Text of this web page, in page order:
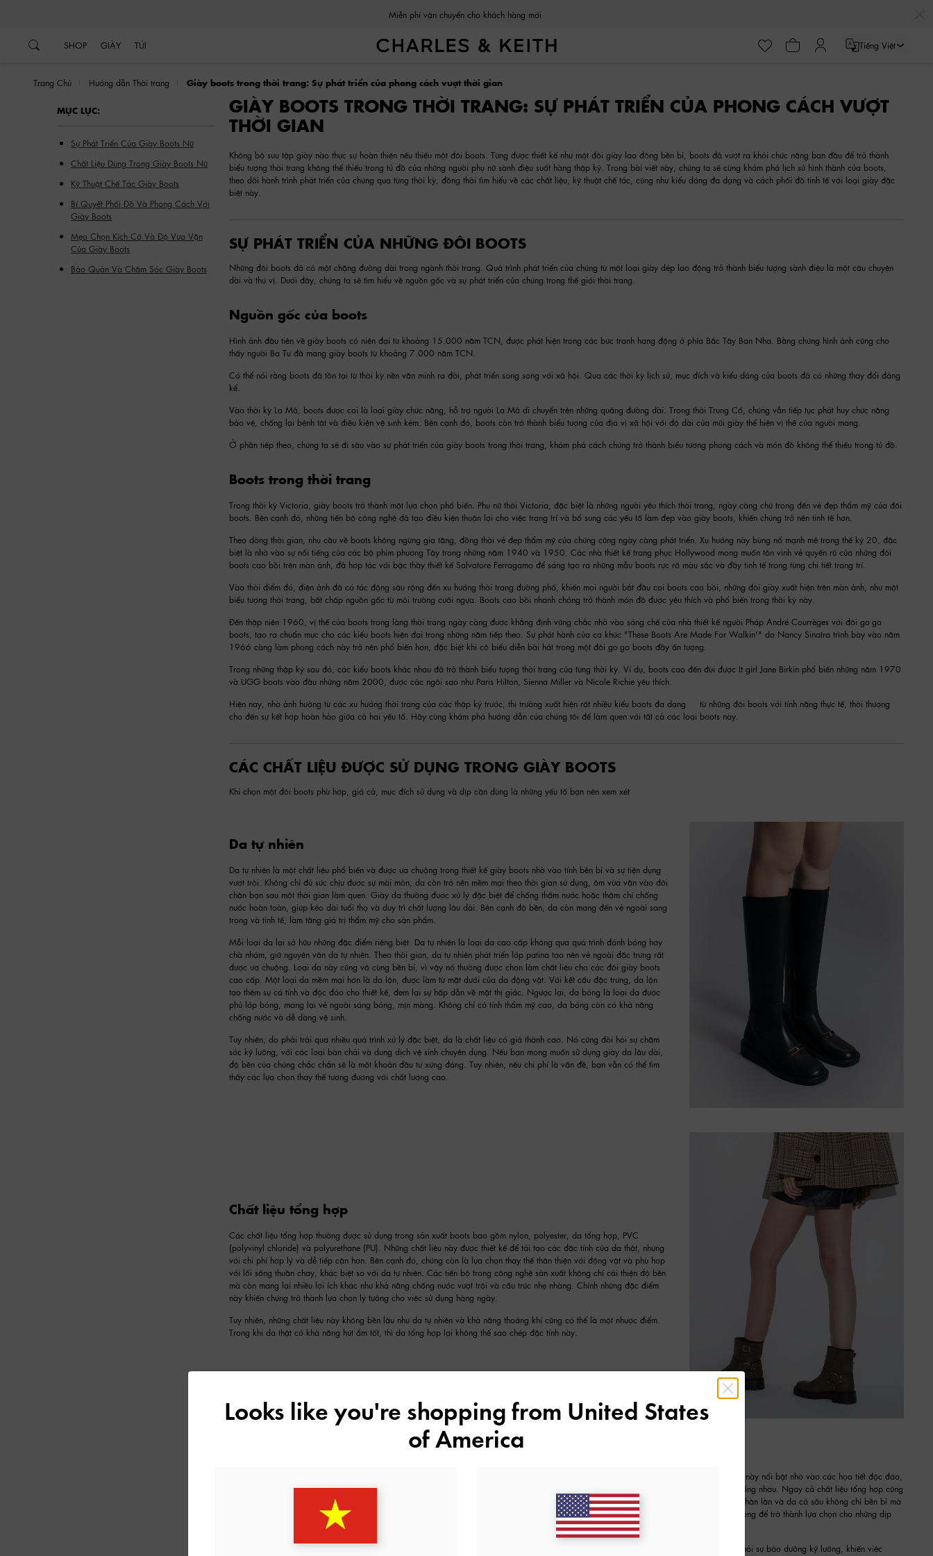
SHOP GIÀY TÚI Tiếng Việt
Trang Chủ Hướng dẫn Thời trang Giày boots trong thời trang: Sự phát triển của phong cách vượt thời gian
MỤC LỤC:
Sự Phát Triển Của Giày Boots Nữ
Chất Liệu Dùng Trong Giày Boots Nữ
Kỹ Thuật Chế Tác Giày Boots
Bí Quyết Phối Đồ Và Phong Cách Với
Giày Boots
Mẹo Chọn Kích Cỡ Và Độ Vừa Vặn
Của Giày Boots
Bảo Quản Và Chăm Sóc Giày Boots
GIÀY BOOTS TRONG THỜI TRANG: SỰ PHÁT TRIỂN CỦA PHONG CÁCH VƯỢT
THỜI GIAN
Không bộ sưu tập giày nào thực sự hoàn thiện nếu thiếu một đôi boots. Từng được thiết kế như một đôi giày lao động bền bỉ, boots đã vượt ra khỏi chức năng ban đầu để trở thành
biểu tượng thời trang không thể thiếu trong tủ đồ của những người phụ nữ sành điệu suốt hàng thập kỷ. Trong bài viết này, chúng ta sẽ cùng khám phá lịch sử hình thành của boots,
theo dõi hành trình phát triển của chúng qua từng thời kỳ, đồng thời tìm hiểu về các chất liệu, kỹ thuật chế tác, cũng như kiểu dáng đa dạng và cách phối đồ tinh tế với loại giày đặc
biệt này.
SỰ PHÁT TRIỂN CỦA NHỮNG ĐÔI BOOTS
Những đôi boots đã có một chặng đường dài trong ngành thời trang. Quá trình phát triển của chúng từ một loại giày dép lao động trở thành biểu tượng sành điệu là một câu chuyện
dài và thú vị. Dưới đây, chúng ta sẽ tìm hiểu về nguồn gốc và sự phát triển của chúng trong thế giới thời trang.
Nguồn gốc của boots
Hình ảnh đầu tiên về giày boots có niên đại từ khoảng 15.000 năm TCN, được phát hiện trong các bức tranh hang động ở phía Bắc Tây Ban Nha. Bằng chứng hình ảnh cũng cho
thấy người Ba Tư đã mang giày boots từ khoảng 7.000 năm TCN.
Có thể nói rằng boots đã tồn tại từ thời kỳ nền văn minh ra đời, phát triển song song với xã hội. Qua các thời kỳ lịch sử, mục đích và kiểu dáng của boots đã có những thay đổi đáng
kể.
Vào thời kỳ La Mã, boots được coi là loại giày chức năng, hỗ trợ người La Mã di chuyển trên những quãng đường dài. Trong thời Trung Cổ, chúng vẫn tiếp tục phát huy chức năng
bảo vệ, chống lại bệnh tật và điều kiện vệ sinh kém. Bên cạnh đó, boots còn trở thành biểu tượng của địa vị xã hội với độ dài của mũi giày thể hiện vị thế của người mang.
Ở phần tiếp theo, chúng ta sẽ đi sâu vào sự phát triển của giày boots trong thời trang, khám phá cách chúng trở thành biểu tượng phong cách và món đồ không thể thiếu trong tủ đồ.
Boots trong thời trang
Trong thời kỳ Victoria, giày boots trở thành một lựa chọn phổ biến. Phụ nữ thời Victoria, đặc biệt là những người yêu thích thời trang, ngày càng chú trọng đến vẻ đẹp thẩm mỹ của đôi
boots. Bên cạnh đó, những tiến bộ công nghệ đã tạo điều kiện thuận lợi cho việc trang trí và bổ sung các yếu tố làm đẹp vào giày boots, khiến chúng trở nên tinh tế hơn.
Theo dòng thời gian, nhu cầu về boots không ngừng gia tăng, đồng thời vẻ đẹp thẩm mỹ của chúng cũng ngày càng phát triển. Xu hướng này bùng nổ mạnh mẽ trong thế kỷ 20, đặc
biệt là nhờ vào sự nổi tiếng của các bộ phim phương Tây trong những năm 1940 và 1950. Các nhà thiết kế trang phục Hollywood mong muốn tôn vinh vẻ quyến rũ của những đôi
boots cao bồi trên màn ảnh, đã hợp tác với bậc thầy thiết kế Salvatore Ferragamo để sáng tạo ra những mẫu boots rực rỡ màu sắc và đầy tinh tế trong từng chi tiết trang trí.
Vào thời điểm đó, điện ảnh đã có tác động sâu rộng đến xu hướng thời trang đường phố, khiến mọi người bắt đầu coi boots cao bồi, những đôi giày xuất hiện trên màn ảnh, như một
biểu tượng thời trang, bất chấp nguồn gốc từ môi trường cưỡi ngựa. Boots cao bồi nhanh chóng trở thành món đồ được yêu thích và phổ biến trong thời kỳ này.
Đến thập niên 1960, vị thế của boots trong làng thời trang ngày càng được khẳng định vững chắc nhờ vào sáng chế của nhà thiết kế người Pháp André Courrèges với đôi go-go
boots, tạo ra chuẩn mực cho các kiểu boots hiện đại trong những năm tiếp theo. Sự phát hành của ca khúc "These Boots Are Made For Walkin'" do Nancy Sinatra trình bày vào năm
1966 càng làm phong cách này trở nên phổ biến hơn, đặc biệt khi cô biểu diễn bài hát trong một đôi go-go boots đầy ấn tượng.
Trong những thập kỷ sau đó, các kiểu boots khác nhau đã trở thành biểu tượng thời trang của từng thời kỳ. Ví dụ, boots cao đến đùi được It girl Jane Birkin phổ biến những năm 1970
và UGG boots vào đầu những năm 2000, được các ngôi sao như Paris Hilton, Sienna Miller và Nicole Richie yêu thích.
Hiện nay, nhờ ảnh hưởng từ các xu hướng thời trang của các thập kỷ trước, thị trường xuất hiện rất nhiều kiểu boots đa dạng — từ những đôi boots với tính năng thực tế, thời thượng
cho đến sự kết hợp hoàn hảo giữa cả hai yếu tố. Hãy cùng khám phá hướng dẫn của chúng tôi để làm quen với tất cả các loại boots này.
CÁC CHẤT LIỆU ĐƯỢC SỬ DỤNG TRONG GIÀY BOOTS
Khi chọn một đôi boots phù hợp, giá cả, mục đích sử dụng và dịp cần dùng là những yếu tố bạn nên xem xét
Da tự nhiên
Da tự nhiên là một chất liệu phổ biến và được ưa chuộng trong thiết kế giày boots nhờ vào tính bền bỉ và sự tiện dụng
vượt trội. Không chỉ đủ sức chịu được sự mài mòn, da còn trở nên mềm mại theo thời gian sử dụng, ôm vừa vặn vào đôi
chân bạn sau một thời gian làm quen. Giày da thường được xử lý đặc biệt để chống thấm nước hoặc thậm chí chống
nước hoàn toàn, giúp kéo dài tuổi thọ và duy trì chất lượng lâu dài. Bên cạnh độ bền, da còn mang đến vẻ ngoài sang
trọng và tinh tế, làm tăng giá trị thẩm mỹ cho sản phẩm.
Mỗi loại da lại sở hữu những đặc điểm riêng biệt. Da tự nhiên là loại da cao cấp không qua quá trình đánh bóng hay
chà nhám, giữ nguyên vân da tự nhiên. Theo thời gian, da tự nhiên phát triển lớp patina tạo nên vẻ ngoài đặc trưng rất
được ưa chuộng. Loại da này cũng vô cùng bền bỉ, vì vậy nó thường được chọn làm chất liệu cho các đôi giày boots
cao cấp. Một loại da mềm mại hơn là da lộn, được làm từ mặt dưới của da động vật. Với kết cấu đặc trưng, da lộn
tạo thêm sự cá tính và độc đáo cho thiết kế, đem lại sự hấp dẫn về mặt thị giác. Ngược lại, da bóng là loại da được
phủ lớp bóng, mang lại vẻ ngoài sáng bóng, mịn màng. Không chỉ có tính thẩm mỹ cao, da bóng còn có khả năng
chống nước và dễ dàng vệ sinh.
Tuy nhiên, do phải trải qua nhiều quá trình xử lý đặc biệt, da là chất liệu có giá thành cao. Nó cũng đòi hỏi sự chăm
sóc kỹ lưỡng, với các loại bàn chải và dung dịch vệ sinh chuyên dụng. Nếu bạn mong muốn sử dụng giày da lâu dài,
độ bền của chúng chắc chắn sẽ là một khoản đầu tư xứng đáng. Tuy nhiên, nếu chi phí là vấn đề, bạn vẫn có thể tìm
thấy các lựa chọn thay thế tương đương với chất lượng cao.
Chất liệu tổng hợp
Các chất liệu tổng hợp thường được sử dụng trong sản xuất boots bao gồm nylon, polyester, da tổng hợp, PVC
(polyvinyl chloride) và polyurethane (PU). Những chất liệu này được thiết kế để tái tạo các đặc tính của da thật, nhưng
với chi phí hợp lý và dễ tiếp cận hơn. Bên cạnh đó, chúng còn là lựa chọn thay thế thân thiện với động vật và phù hợp
với lối sống thuần chay, khác biệt so với da tự nhiên. Các tiến bộ trong công nghệ sản xuất không chỉ cải thiện độ bền
mà còn mang lại nhiều lợi ích khác như khả năng chống nước vượt trội và cấu trúc nhẹ nhàng. Chính những đặc điểm
này khiến chúng trở thành lựa chọn lý tưởng cho việc sử dụng hàng ngày.
Tuy nhiên, những chất liệu này không bền lâu như da tự nhiên và khả năng thoáng khí cũng có thể là một nhược điểm.
Trong khi da thật có khả năng hút ẩm tốt, thì da tổng hợp lại không thể sao chép đặc tính này.
Các loại da cao cấp và độc đáo
Bên cạnh da thật, những chất liệu đặc biệt như da rắn, da thằn lằn và da cá sấu cũng được sử dụng để chế tác giày boots. Những chất liệu này nổi bật nhờ vào các họa tiết độc đáo,
tạo nên vẻ đẹp tinh tế và khác biệt – mỗi đôi giày boots làm từ da rắn hay da cá sấu tự nhiên đều mang dấu ấn riêng, không có đôi nào giống nhau. Ngay cả chất liệu tổng hợp cũng
khó có thể tái tạo hoàn hảo những chi tiết tinh xảo và sắc thái phong phú của chúng, chính vì thế chúng được xem là chất liệu cao cấp. Da thằn lằn và da cá sấu không chỉ bền bỉ mà
còn linh hoạt, là sự kết hợp lý tưởng giữa độ bền và tính ứng dụng – đủ mạnh mẽ để chịu được công việc nặng nhọc, nhưng cũng đủ sang trọng để trở thành lựa chọn cho những dịp
Với sự hiếm có và quy trình chế tác tỉ mỉ, giày boots làm từ những chất liệu này thường có giá trị cao và không dễ tìm. Hơn nữa, chúng đòi hỏi sự bảo dưỡng kỹ lưỡng, khiến việc
Looks like you're shopping from United States
of America